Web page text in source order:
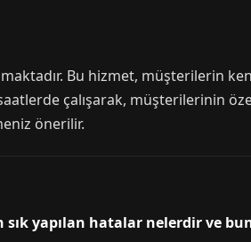
Bu hizmet, müşterilerin
çalışarak, müşterilerinin
önerilir.
yapılan hatalar nelerdir ve